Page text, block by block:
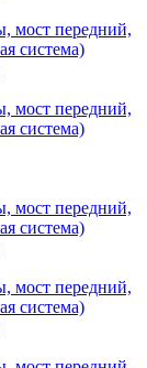
мост передний,
система)
мост передний,
система)
мост передний,
система)
мост передний,
система)